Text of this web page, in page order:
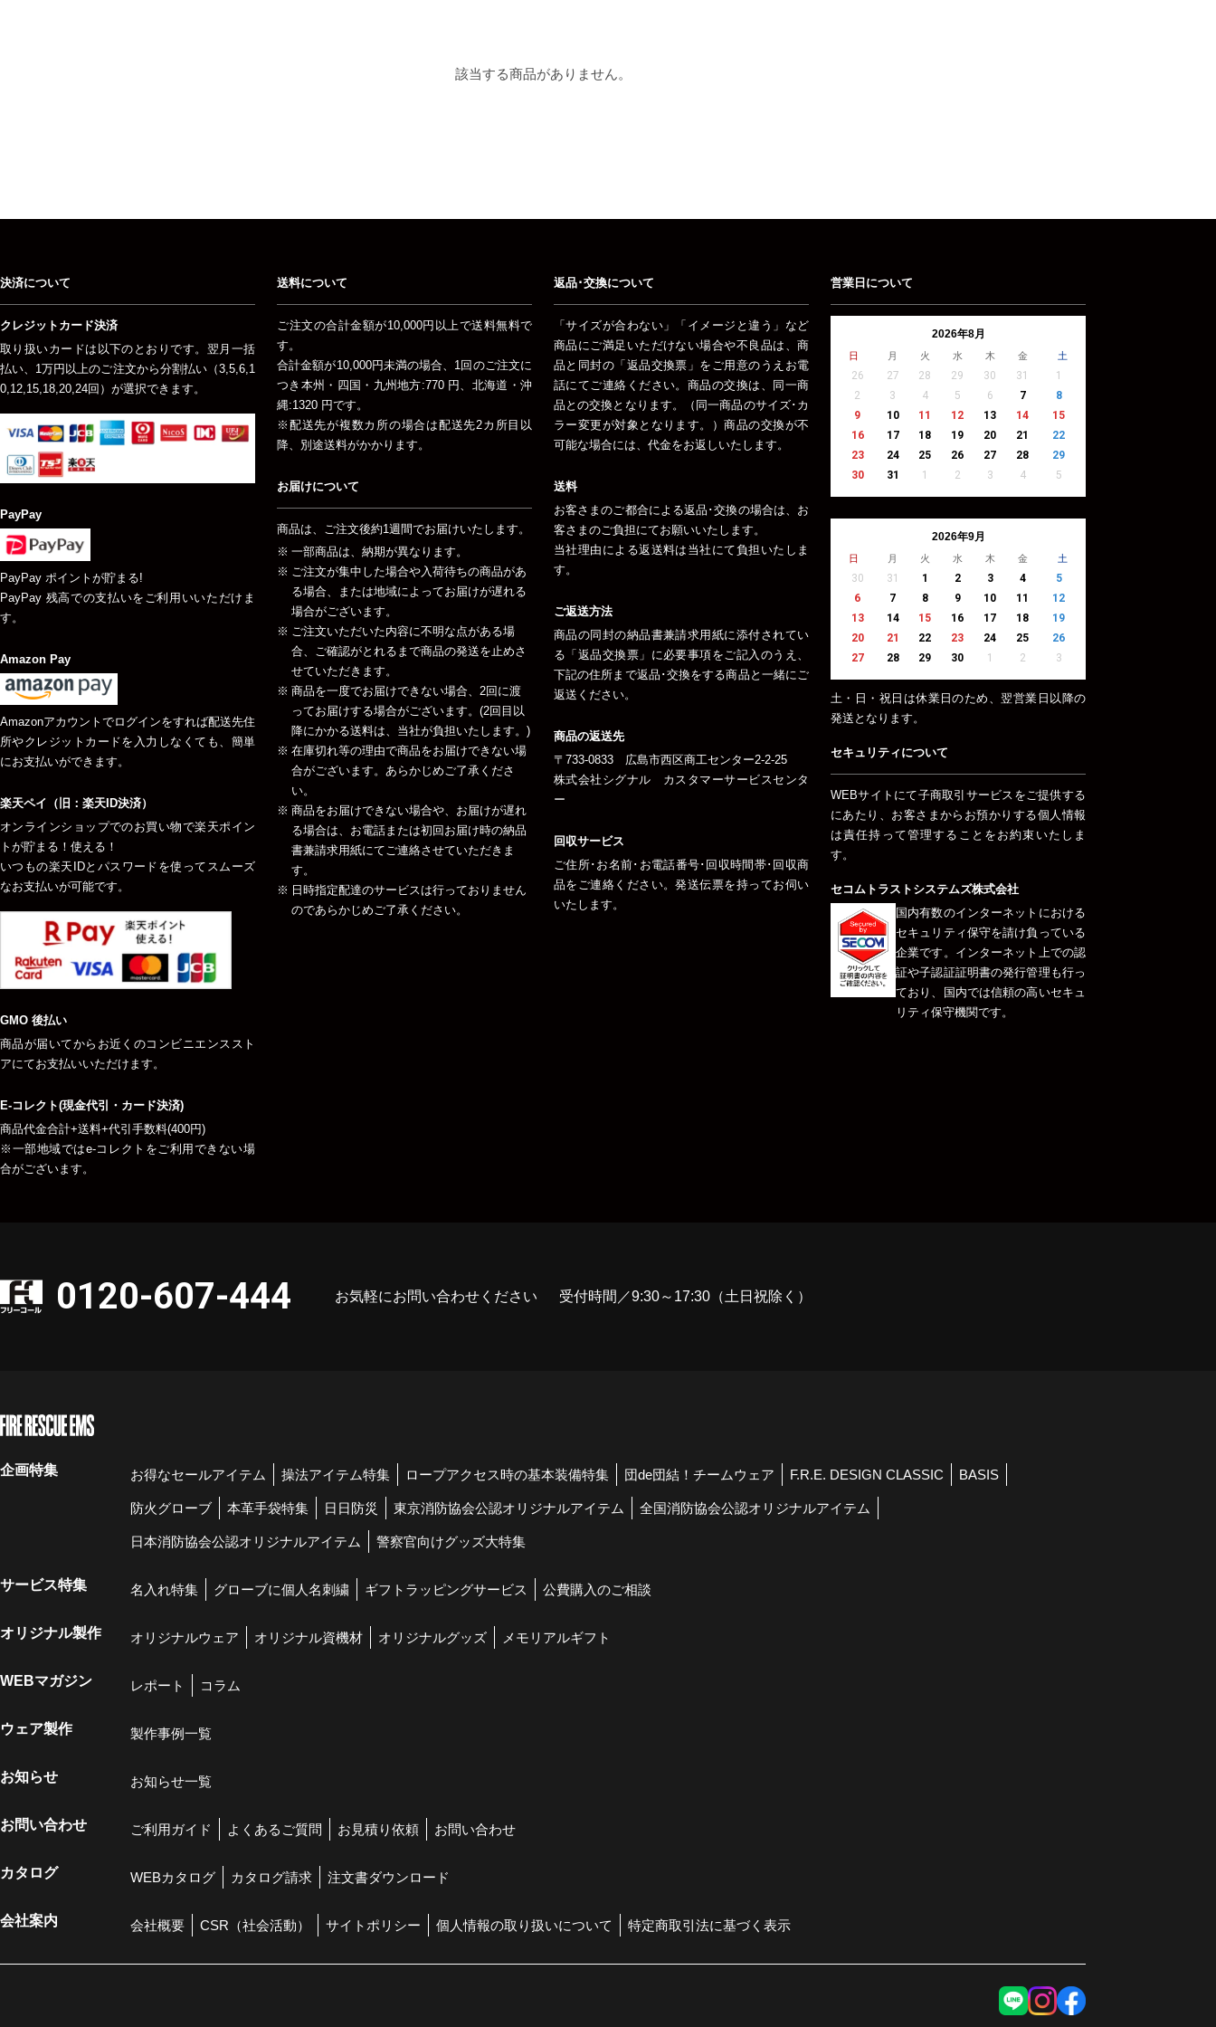
該当する商品がありません。
決済について
クレジットカード決済
取り扱いカードは以下のとおりです。翌月一括
払い、1万円以上のご注文から分割払い（3,5,6,1
0,12,15,18,20,24回）が選択できます。
PayPay
PayPay ポイントが貯まる!
PayPay 残高での支払いをご利用いいただけま
す。
Amazon Pay
Amazonアカウントでログインをすれば配送先住
所やクレジットカードを入力しなくても、簡単
にお支払いができます。
楽天ペイ（旧：楽天ID決済）
オンラインショップでのお買い物で楽天ポイン
トが貯まる！使える！
いつもの楽天IDとパスワードを使ってスムーズ
なお支払いが可能です。
GMO 後払い
商品が届いてからお近くのコンビニエンススト
アにてお支払いいただけます。
E-コレクト(現金代引・カード決済)
商品代金合計+送料+代引手数料(400円)
※一部地域ではe-コレクトをご利用できない場
合がございます。
送料について
ご注文の合計金額が10,000円以上で送料無料で
す。
合計金額が10,000円未満の場合、1回のご注文に
つき本州・四国・九州地方:770 円、北海道・沖
縄:1320 円です。
※配送先が複数カ所の場合は配送先2カ所目以
降、別途送料がかかります。
お届けについて
商品は、ご注文後約1週間でお届けいたします。
一部商品は、納期が異なります。
ご注文が集中した場合や入荷待ちの商品があ
る場合、または地域によってお届けが遅れる
場合がございます。
ご注文いただいた内容に不明な点がある場
合、ご確認がとれるまで商品の発送を止めさ
せていただきます。
商品を一度でお届けできない場合、2回に渡
ってお届けする場合がございます。(2回目以
降にかかる送料は、当社が負担いたします。)
在庫切れ等の理由で商品をお届けできない場
合がございます。あらかじめご了承くださ
い。
商品をお届けできない場合や、お届けが遅れ
る場合は、お電話または初回お届け時の納品
書兼請求用紙にてご連絡させていただきま
す。
日時指定配達のサービスは行っておりません
のであらかじめご了承ください。
返品･交換について
「サイズが合わない」「イメージと違う」など
商品にご満足いただけない場合や不良品は、商
品と同封の「返品交換票」をご用意のうえお電
話にてご連絡ください。商品の交換は、同一商
品との交換となります。（同一商品のサイズ･カ
ラー変更が対象となります。）商品の交換が不
可能な場合には、代金をお返しいたします。
送料
お客さまのご都合による返品･交換の場合は、お
客さまのご負担にてお願いいたします。
当社理由による返送料は当社にて負担いたしま
す。
ご返送方法
商品の同封の納品書兼請求用紙に添付されてい
る「返品交換票」に必要事項をご記入のうえ、
下記の住所まで返品･交換をする商品と一緒にご
返送ください。
商品の返送先
〒733-0833 広島市西区商工センター2-2-25
株式会社シグナル カスタマーサービスセンタ
ー
回収サービス
ご住所･お名前･お電話番号･回収時間帯･回収商
品をご連絡ください。発送伝票を持ってお伺い
いたします。
営業日について
2026年8月
日 月 火 水 木 金 土
26 27 28 29 30 31
1
2
3 4 5 6 7
8
9
10 11 12 13 14
15
16
17 18 19 20 21
22
23
24 25 26 27 28
29
30
31 1 2 3 4 5
2026年9月
日 月 火 水 木 金 土
30 31 1 2 3 4
5
6
7 8 9 10 11
12
13
14 15 16 17 18
19
20
21 22 23 24 25
26
27
28 29 30 1 2 3
土・日・祝日は休業日のため、翌営業日以降の
発送となります。
セキュリティについて
WEBサイトにて子商取引サービスをご提供する
にあたり、お客さまからお預かりする個人情報
は責任持って管理することをお約束いたしま
す。
セコムトラストシステムズ株式会社
国内有数のインターネットにおける
セキュリティ保守を請け負っている
企業です。インターネット上での認
証や子認証証明書の発行管理も行っ
ており、国内では信頼の高いセキュ
リティ保守機関です。
0120-607-444 お気軽にお問い合わせください 受付時間／9:30～17:30（土日祝除く）
企画特集 お得なセールアイテム 操法アイテム特集 ロープアクセス時の基本装備特集 団de団結！チームウェア F.R.E. DESIGN CLASSIC BASIS
防火グローブ 本革手袋特集 日日防災 東京消防協会公認オリジナルアイテム 全国消防協会公認オリジナルアイテム
日本消防協会公認オリジナルアイテム 警察官向けグッズ大特集
サービス特集 名入れ特集 グローブに個人名刺繍 ギフトラッピングサービス 公費購入のご相談
オリジナル製作 オリジナルウェア オリジナル資機材 オリジナルグッズ メモリアルギフト
WEBマガジン レポート コラム
ウェア製作 製作事例一覧
お知らせ お知らせ一覧
お問い合わせ ご利用ガイド よくあるご質問 お見積り依頼 お問い合わせ
カタログ WEBカタログ カタログ請求 注文書ダウンロード
会社案内 会社概要 CSR（社会活動） サイトポリシー 個人情報の取り扱いについて 特定商取引法に基づく表示